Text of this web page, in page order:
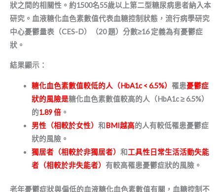
狀之間的相關性。約1500名55歲以上第二型糖尿病患者納入本
研究。血液糖化血色素數值代表血糖控制狀態，流行病學研究
中心憂鬱量表（CES-D）（20 題）分數≥16 定義為有憂鬱症
狀。
結果顯示：
糖化血色素數值較低的人（HbA1c < 6.5%） 罹患憂鬱症
狀的風險是糖化血色素數值較高的人（HbA1c ≥ 6.5%）
的1.89 倍。
男性（相較於女性） 和BMI越高的人有較低罹患憂鬱症
狀的風險。
獨居者（相較於非獨居者） 和工具性日常生活活動失能
者（相較於非失能者） 有較高罹患憂鬱症狀的風險。
老年憂鬱症狀與偏低的血液糖化血色素數值有關，血糖控制不